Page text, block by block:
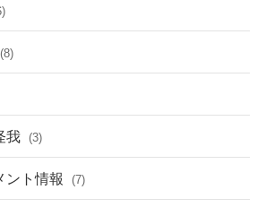
(8)
我 (3)
ント情報 (7)